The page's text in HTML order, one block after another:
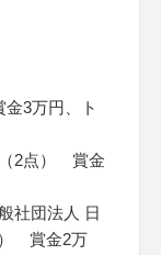
3万円、ト
（2点） 賞金
社団法人 日
） 賞金2万